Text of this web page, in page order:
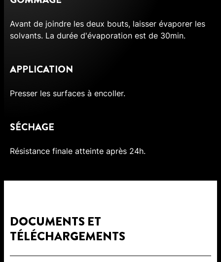
Avant de joindre les deux bouts, laisser évaporer les
solvants. La durée d'évaporation est de 30min.
APPLICATION
Presser les surfaces à encoller.
SÉCHAGE
Résistance finale atteinte après 24h.
DOCUMENTS ET
TÉLÉCHARGEMENTS